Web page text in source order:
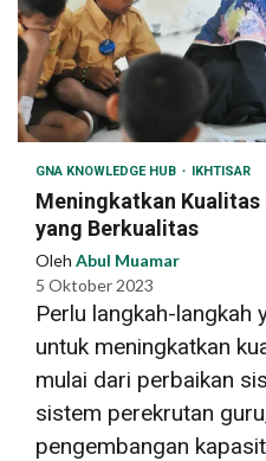
GNA KNOWLEDGE HUB IKHTISAR
Meningkatkan
yang Berkualitas
Oleh Abul Muamar
5 Oktober 2023
Perlu langkah-langkah
untuk meningkatkan
mulai dari perbaikan
sistem perekrutan
pengembangan